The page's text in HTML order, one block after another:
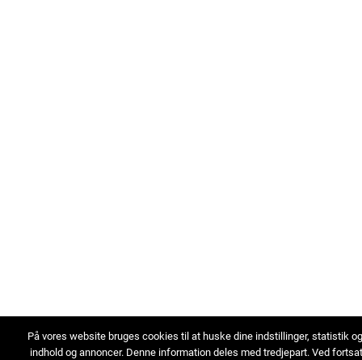
På vores website bruges cookies til at huske dine indstillinger, statistik
indhold og annoncer. Denne information deles med tredjepart. Ved